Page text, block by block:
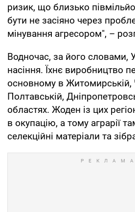
ризик, що близько
бути не засіяно через
мінування агресором", –
Водночас, за його словами,
насіння. Їхнє виробництво
основному в Житомирській,
Полтавській,
областях. Жоден із цих
в окупацію, а тому аграрії
селекційні матеріали та